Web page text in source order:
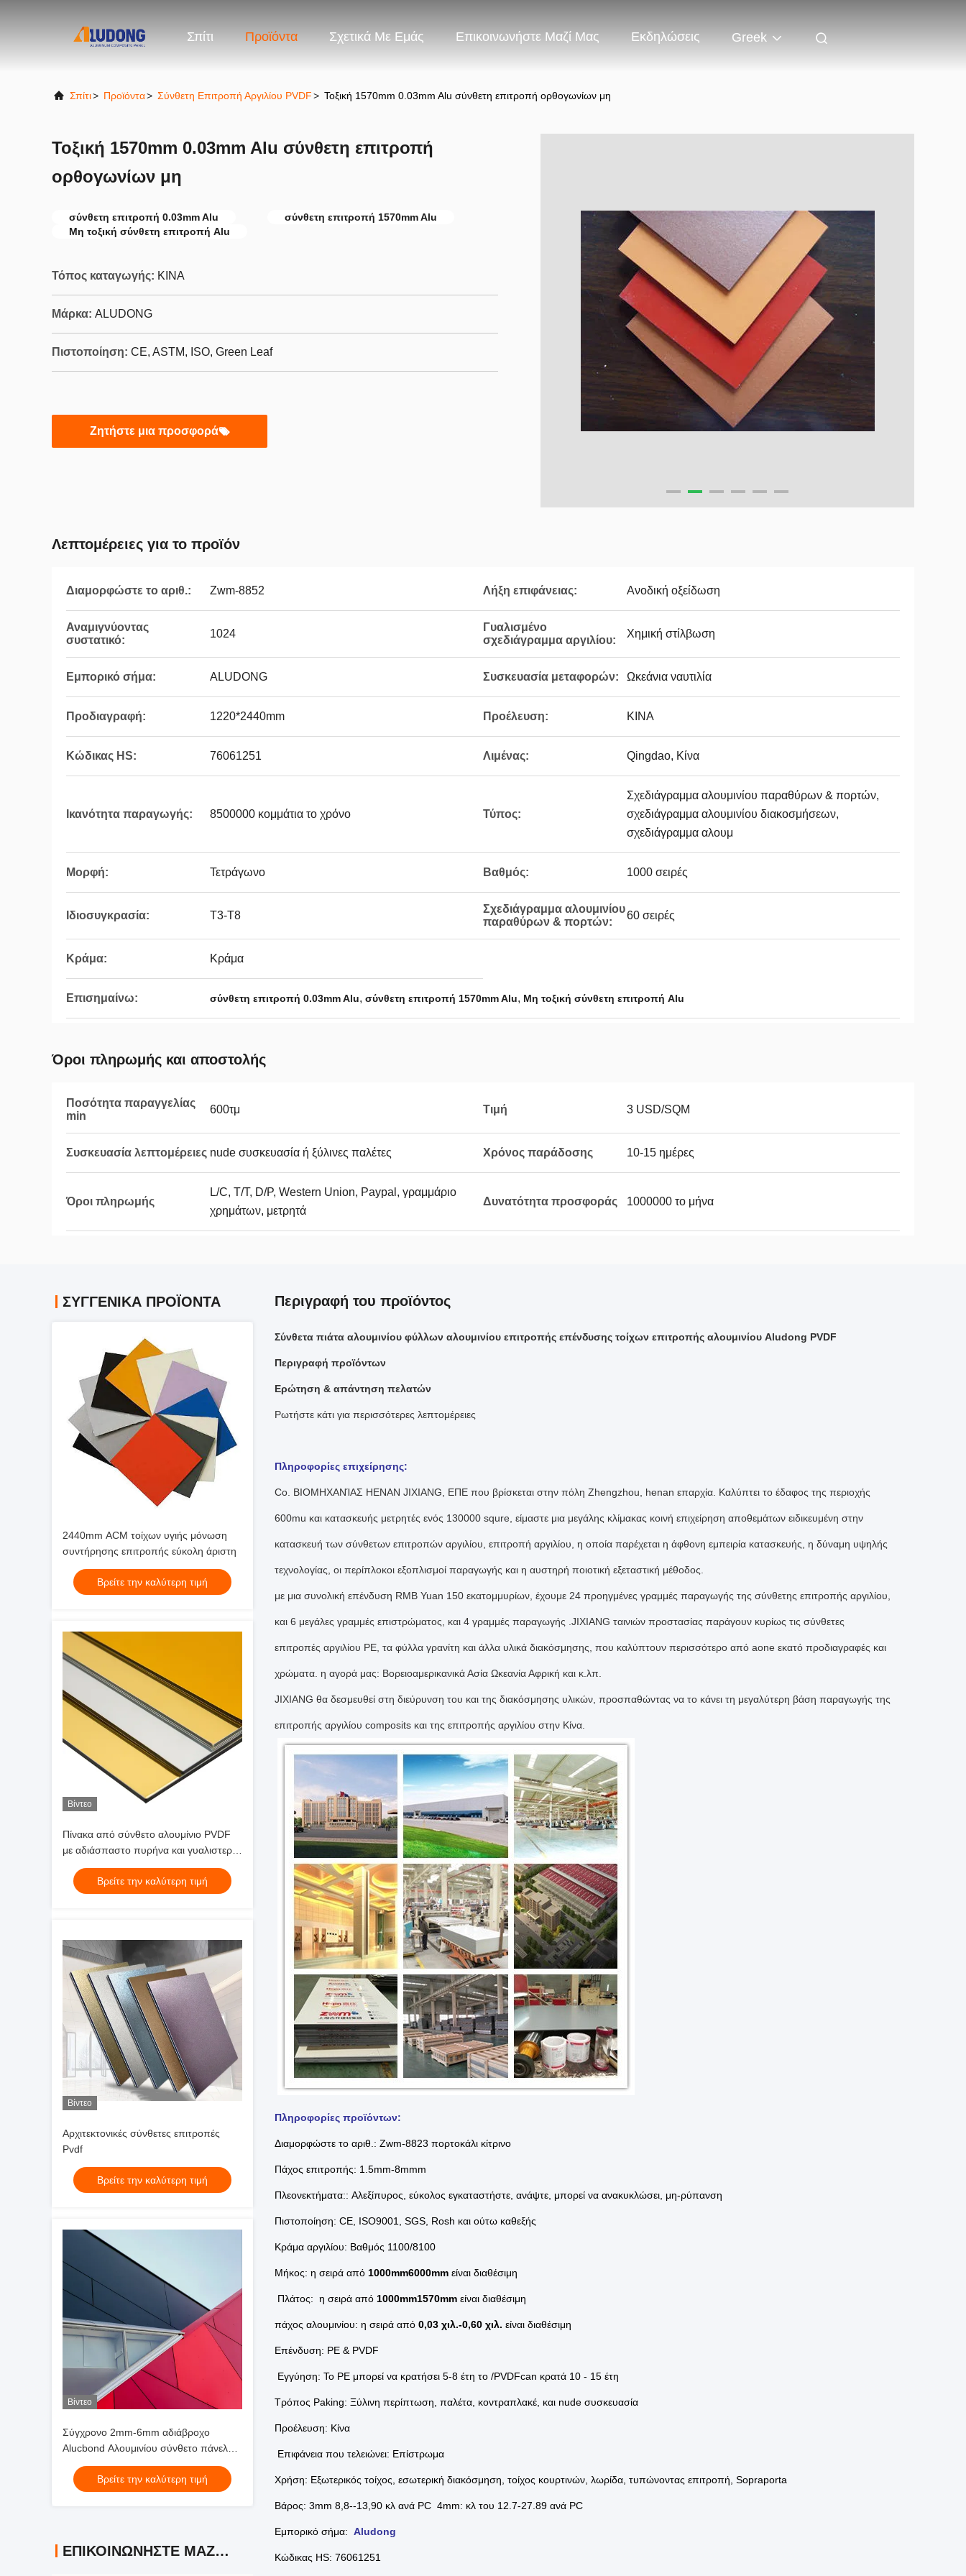
Σπίτι Προϊόντα Σχετικά Με Εμάς Επικοινωνήστε Μαζί Μας Εκδηλώσεις Greek
Σπίτι> Προϊόντα> Σύνθετη Επιτροπή Αργιλίου PVDF> Τοξική 1570mm 0.03mm Alu σύνθετη επιτροπή ορθογωνίων μη
Τοξική 1570mm 0.03mm Alu σύνθετη επιτροπή
ορθογωνίων μη
σύνθετη επιτροπή 0.03mm Alu
σύνθετη επιτροπή 1570mm Alu
Μη τοξική σύνθετη επιτροπή Alu
Τόπος καταγωγής: ΚΙΝΑ
Μάρκα: ALUDONG
Πιστοποίηση: CE, ASTM, ISO, Green Leaf
Ζητήστε μια προσφορά
Λεπτομέρειες για το προϊόν
Διαμορφώστε το αριθ.: Zwm-8852 Λήξη επιφάνειας: Ανοδική οξείδωση
Αναμιγνύοντας
συστατικό:
1024
Γυαλισμένο
σχεδιάγραμμα αργιλίου:
Χημική στίλβωση
Εμπορικό σήμα: ALUDONG Συσκευασία μεταφορών: Ωκεάνια ναυτιλία
Προδιαγραφή: 1220*2440mm Προέλευση: ΚΙΝΑ
Κώδικας HS: 76061251 Λιμένας: Qingdao, Κίνα
Ικανότητα παραγωγής: 8500000 κομμάτια το χρόνο Τύπος:
Σχεδιάγραμμα αλουμινίου παραθύρων & πορτών,
σχεδιάγραμμα αλουμινίου διακοσμήσεων,
σχεδιάγραμμα αλουμ
Μορφή: Τετράγωνο Βαθμός: 1000 σειρές
Ιδιοσυγκρασία: T3-T8
Σχεδιάγραμμα αλουμινίου
παραθύρων & πορτών:
60 σειρές
Κράμα: Κράμα
Επισημαίνω: σύνθετη επιτροπή 0.03mm Alu, σύνθετη επιτροπή 1570mm Alu, Μη τοξική σύνθετη επιτροπή Alu
Όροι πληρωμής και αποστολής
Ποσότητα παραγγελίας
min
600τμ Τιμή 3 USD/SQM
Συσκευασία λεπτομέρειες nude συσκευασία ή ξύλινες παλέτες Χρόνος παράδοσης 10-15 ημέρες
Όροι πληρωμής
L/C, T/T, D/P, Western Union, Paypal, γραμμάριο
χρημάτων, μετρητά
Δυνατότητα προσφοράς 1000000 το μήνα
ΣΥΓΓΕΝΙΚΆ ΠΡΟΪΌΝΤΑ
2440mm ACM τοίχων υγιής μόνωση
συντήρησης επιτροπής εύκολη άριστη
Βρείτε την καλύτερη τιμή
Βίντεο
Πίνακα από σύνθετο αλουμίνιο PVDF
με αδιάσπαστο πυρήνα και γυαλιστερή
επιφάνεια
Βρείτε την καλύτερη τιμή
Βίντεο
Αρχιτεκτονικές σύνθετες επιτροπές
Pvdf
Βρείτε την καλύτερη τιμή
Βίντεο
Σύγχρονο 2mm-6mm αδιάβροχο
Alucbond Αλουμινίου σύνθετο πάνελ
για τοίχους κουρτίνας
Βρείτε την καλύτερη τιμή
ΕΠΙΚΟΙΝΩΝΉΣΤΕ ΜΑΖΊ ΜΑΣ
Περιγραφή του προϊόντος
Σύνθετα πιάτα αλουμινίου φύλλων αλουμινίου επιτροπής επένδυσης τοίχων επιτροπής αλουμινίου Aludong PVDF
Περιγραφή προϊόντων
Ερώτηση & απάντηση πελατών
Ρωτήστε κάτι για περισσότερες λεπτομέρειες
Πληροφορίες επιχείρησης:
Co. ΒΙΟΜΗΧΑΝΊΑΣ HENAN JIXIANG, ΕΠΕ που βρίσκεται στην πόλη Zhengzhou, henan επαρχία. Καλύπτει το έδαφος της περιοχής
600mu και κατασκευής μετρητές ενός 130000 squre, είμαστε μια μεγάλης κλίμακας κοινή επιχείρηση αποθεμάτων ειδικευμένη στην
κατασκευή των σύνθετων επιτροπών αργιλίου, επιτροπή αργιλίου, η οποία παρέχεται η άφθονη εμπειρία κατασκευής, η δύναμη υψηλής
τεχνολογίας, οι περίπλοκοι εξοπλισμοί παραγωγής και η αυστηρή ποιοτική εξεταστική μέθοδος.
με μια συνολική επένδυση RMB Yuan 150 εκατομμυρίων, έχουμε 24 προηγμένες γραμμές παραγωγής της σύνθετης επιτροπής αργιλίου,
και 6 μεγάλες γραμμές επιστρώματος, και 4 γραμμές παραγωγής .JIXIANG ταινιών προστασίας παράγουν κυρίως τις σύνθετες
επιτροπές αργιλίου PE, τα φύλλα γρανίτη και άλλα υλικά διακόσμησης, που καλύπτουν περισσότερο από aone εκατό προδιαγραφές και
χρώματα. η αγορά μας: Βορειοαμερικανικά Ασία Ωκεανία Αφρική και κ.λπ.
JIXIANG θα δεσμευθεί στη διεύρυνση του και της διακόσμησης υλικών, προσπαθώντας να το κάνει τη μεγαλύτερη βάση παραγωγής της
επιτροπής αργιλίου composits και της επιτροπής αργιλίου στην Κίνα.
Πληροφορίες προϊόντων:
Διαμορφώστε το αριθ.: Zwm-8823 πορτοκάλι κίτρινο
Πάχος επιτροπής: 1.5mm-8mmm
Πλεονεκτήματα:: Αλεξίπυρος, εύκολος εγκαταστήστε, ανάψτε, μπορεί να ανακυκλώσει, μη-ρύπανση
Πιστοποίηση: CE, ISO9001, SGS, Rosh και ούτω καθεξής
Κράμα αργιλίου: Βαθμός 1100/8100
Μήκος: η σειρά από 1000mm6000mm είναι διαθέσιμη
Πλάτος: η σειρά από 1000mm1570mm είναι διαθέσιμη
πάχος αλουμινίου: η σειρά από 0,03 χιλ.-0,60 χιλ. είναι διαθέσιμη
Επένδυση: PE & PVDF
Εγγύηση: Το PE μπορεί να κρατήσει 5-8 έτη το /PVDFcan κρατά 10 - 15 έτη
Τρόπος Paking: Ξύλινη περίπτωση, παλέτα, κοντραπλακέ, και nude συσκευασία
Προέλευση: Κίνα
Επιφάνεια που τελειώνει: Επίστρωμα
Χρήση: Εξωτερικός τοίχος, εσωτερική διακόσμηση, τοίχος κουρτινών, λωρίδα, τυπώνοντας επιτροπή, Sopraporta
Βάρος: 3mm 8,8--13,90 κλ ανά PC 4mm: κλ του 12.7-27.89 ανά PC
Εμπορικό σήμα: Aludong
Κώδικας HS: 76061251